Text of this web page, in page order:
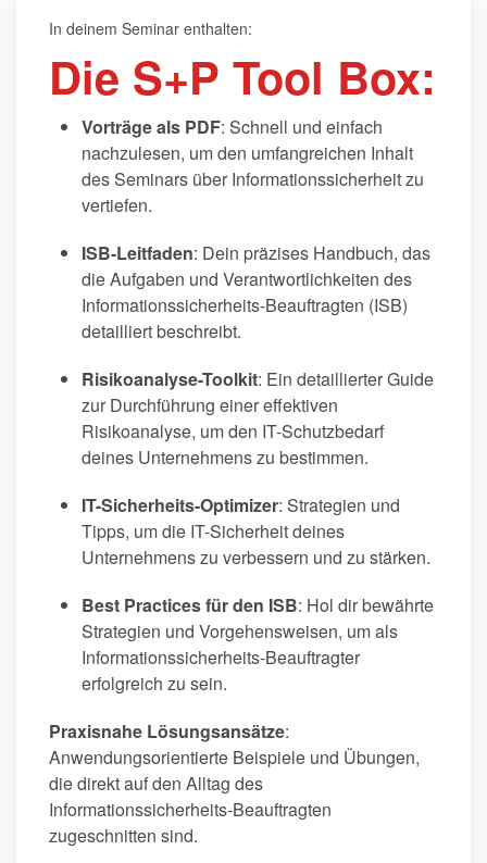
In deinem Seminar enthalten:
Die S+P Tool Box:
Vorträge als PDF: Schnell und einfach
nachzulesen, um den umfangreichen Inhalt
des Seminars über Informationssicherheit zu
vertiefen.
ISB-Leitfaden: Dein präzises Handbuch, das
die Aufgaben und Verantwortlichkeiten des
Informationssicherheits-Beauftragten (ISB)
detailliert beschreibt.
Risikoanalyse-Toolkit: Ein detaillierter Guide
zur Durchführung einer effektiven
Risikoanalyse, um den IT-Schutzbedarf
deines Unternehmens zu bestimmen.
IT-Sicherheits-Optimizer: Strategien und
Tipps, um die IT-Sicherheit deines
Unternehmens zu verbessern und zu stärken.
Best Practices für den ISB: Hol dir bewährte
Strategien und Vorgehensweisen, um als
Informationssicherheits-Beauftragter
erfolgreich zu sein.
Praxisnahe Lösungsansätze:
Anwendungsorientierte Beispiele und Übungen,
die direkt auf den Alltag des
Informationssicherheits-Beauftragten
zugeschnitten sind.